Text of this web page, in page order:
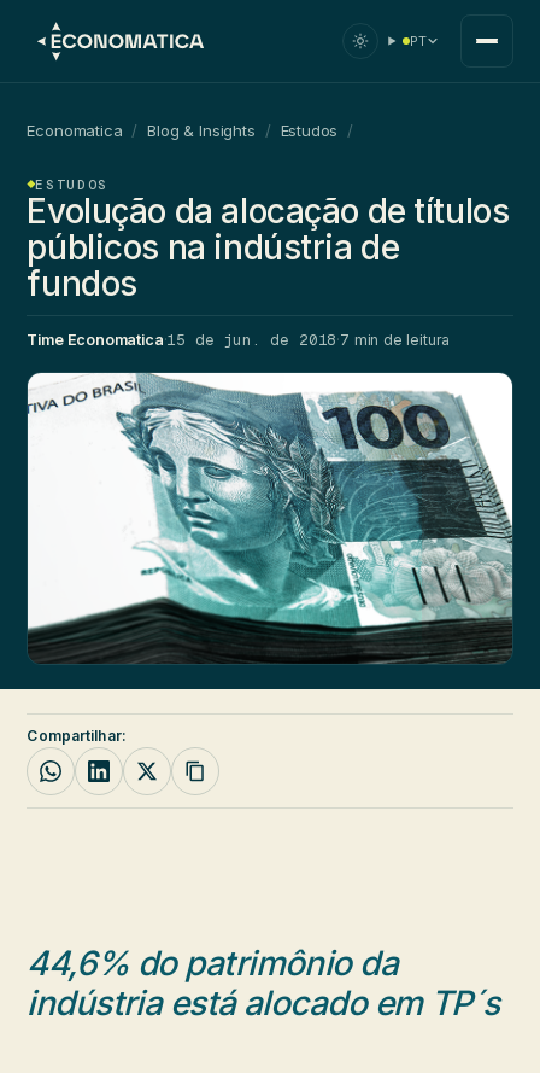
PT
Economatica / Blog & Insights / Estudos /
ESTUDOS
Evolução da alocação de títulos
públicos na indústria de
fundos
Time Economatica·15 de jun. de 2018·7 min de leitura
Compartilhar:
44,6% do patrimônio da
indústria está alocado em TP´s